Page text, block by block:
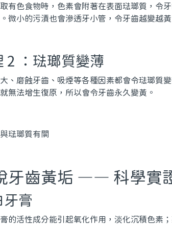
有色食物時，色素會附著在表面琺瑯質，令
微小的污漬也會滲透牙小管，令牙齒越變越黃
2 ：琺瑯質變薄
、磨蝕牙齒、吸煙等各種因素都會令琺瑯質
無法增生復原，所以會令牙齒永久變黃。
牙齒黃垢 —— 科學實
牙膏
的活性成分能引起氧化作用，淡化沉積色素